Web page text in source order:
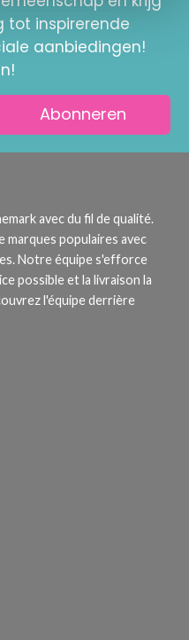
tot inspirerende
aanbiedingen!
Abonneren
avec du fil de qualité.
marques populaires avec
Notre équipe s'efforce
possible et la livraison la
l'équipe derrière